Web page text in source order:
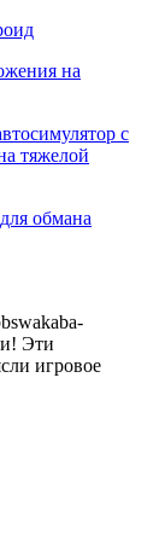
на
с
тяжелой
обмана
Эти
игровое